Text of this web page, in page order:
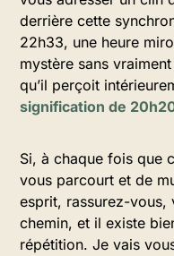
derrière cette
22h33, une heure
mystère sans
qu’il perçoit
signification de
Si, à chaque fois que
vous parcourt et de
esprit, rassurez-vous,
chemin, et il existe
répétition. Je vais